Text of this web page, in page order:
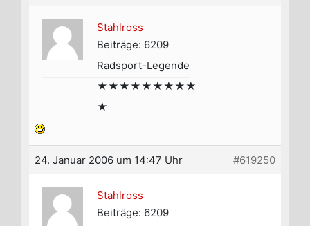
Stahlross
Beiträge: 6209
Radsport-Legende
★★★★★★★★★
★
24. Januar 2006 um 14:47 Uhr #619250
Stahlross
Beiträge: 6209